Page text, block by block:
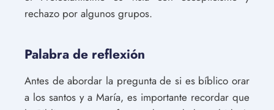
rechazo por algunos grupos.
Palabra de reflexión
Antes de abordar la pregunta de si es bíblico orar
a los santos y a María, es importante recordar que